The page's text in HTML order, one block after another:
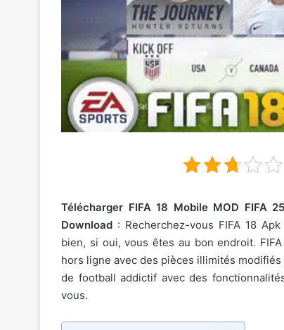
Télécharger FIFA 18 Mobile MOD FIFA
Download : Recherchez-vous FIFA 18
bien, si oui, vous êtes au bon endroit.
hors ligne avec des pièces illimités
de football addictif avec des
vous.